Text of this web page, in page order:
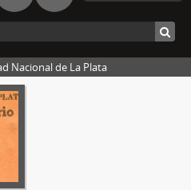
Nacional de La Plata